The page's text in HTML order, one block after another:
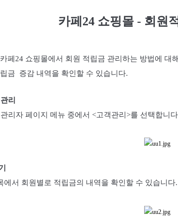
카페24 쇼핑몰 - 회원
페24 쇼핑몰에서 회원 적립금 관리하는 방법에 대
금 증감 내역을 확인할 수 있습니다.
리
리자 페이지 메뉴 중에서 <고객관리>를 선택합니
에서 회원별로 적립금의 내역을 확인할 수 있습니